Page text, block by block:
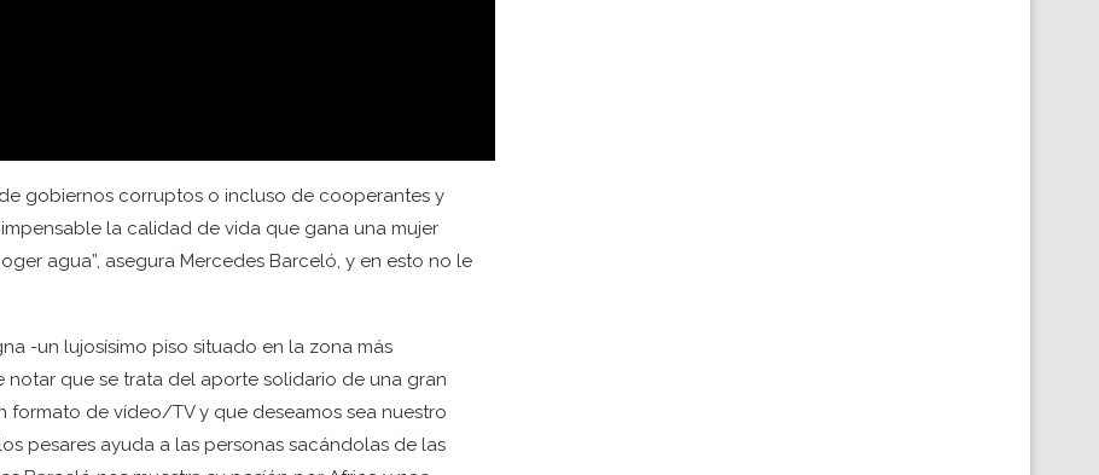
gobiernos corruptos o incluso de cooperantes y
la calidad de vida que gana una mujer
agua”, asegura Mercedes Barceló, y en esto no le
-un lujosísimo piso situado en la zona más
que se trata del aporte solidario de una gran
formato de vídeo/TV y que deseamos sea nuestro
pesares ayuda a las personas sacándolas de las